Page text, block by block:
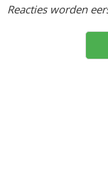
Reacties worden